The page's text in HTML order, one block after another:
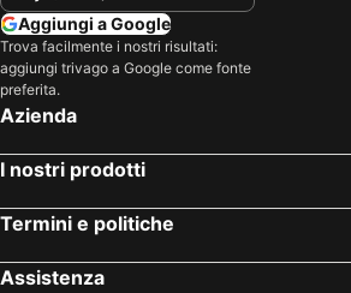
Montegiorgio, hotel con spa
Montelupone, hotel con spa
Tolentino, hotel con spa
Amandola, hotel con spa
Roccafluvione, hotel con spa
Nocera Umbra, hotel con spa
Preci, hotel con spa
Sigillo,
Aggiungi a Google
Trova facilmente i nostri risultati:
aggiungi trivago a Google come fonte
preferita.
Azienda
I nostri prodotti
Termini e politiche
Assistenza